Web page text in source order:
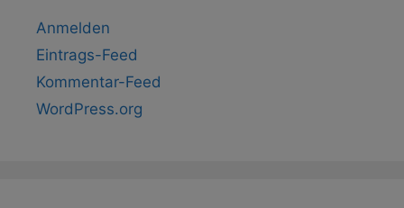
Anmelden
Eintrags-Feed
Kommentar-Feed
WordPress.org